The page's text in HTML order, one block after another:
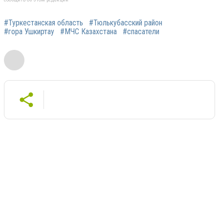
#Туркестанская область
#Тюлькубасский район
#гора Ушкиртау
#МЧС Казахстана #спасатели